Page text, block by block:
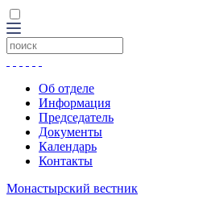
Об отделе
Информация
Председатель
Документы
Календарь
Контакты
Монастырский вестник